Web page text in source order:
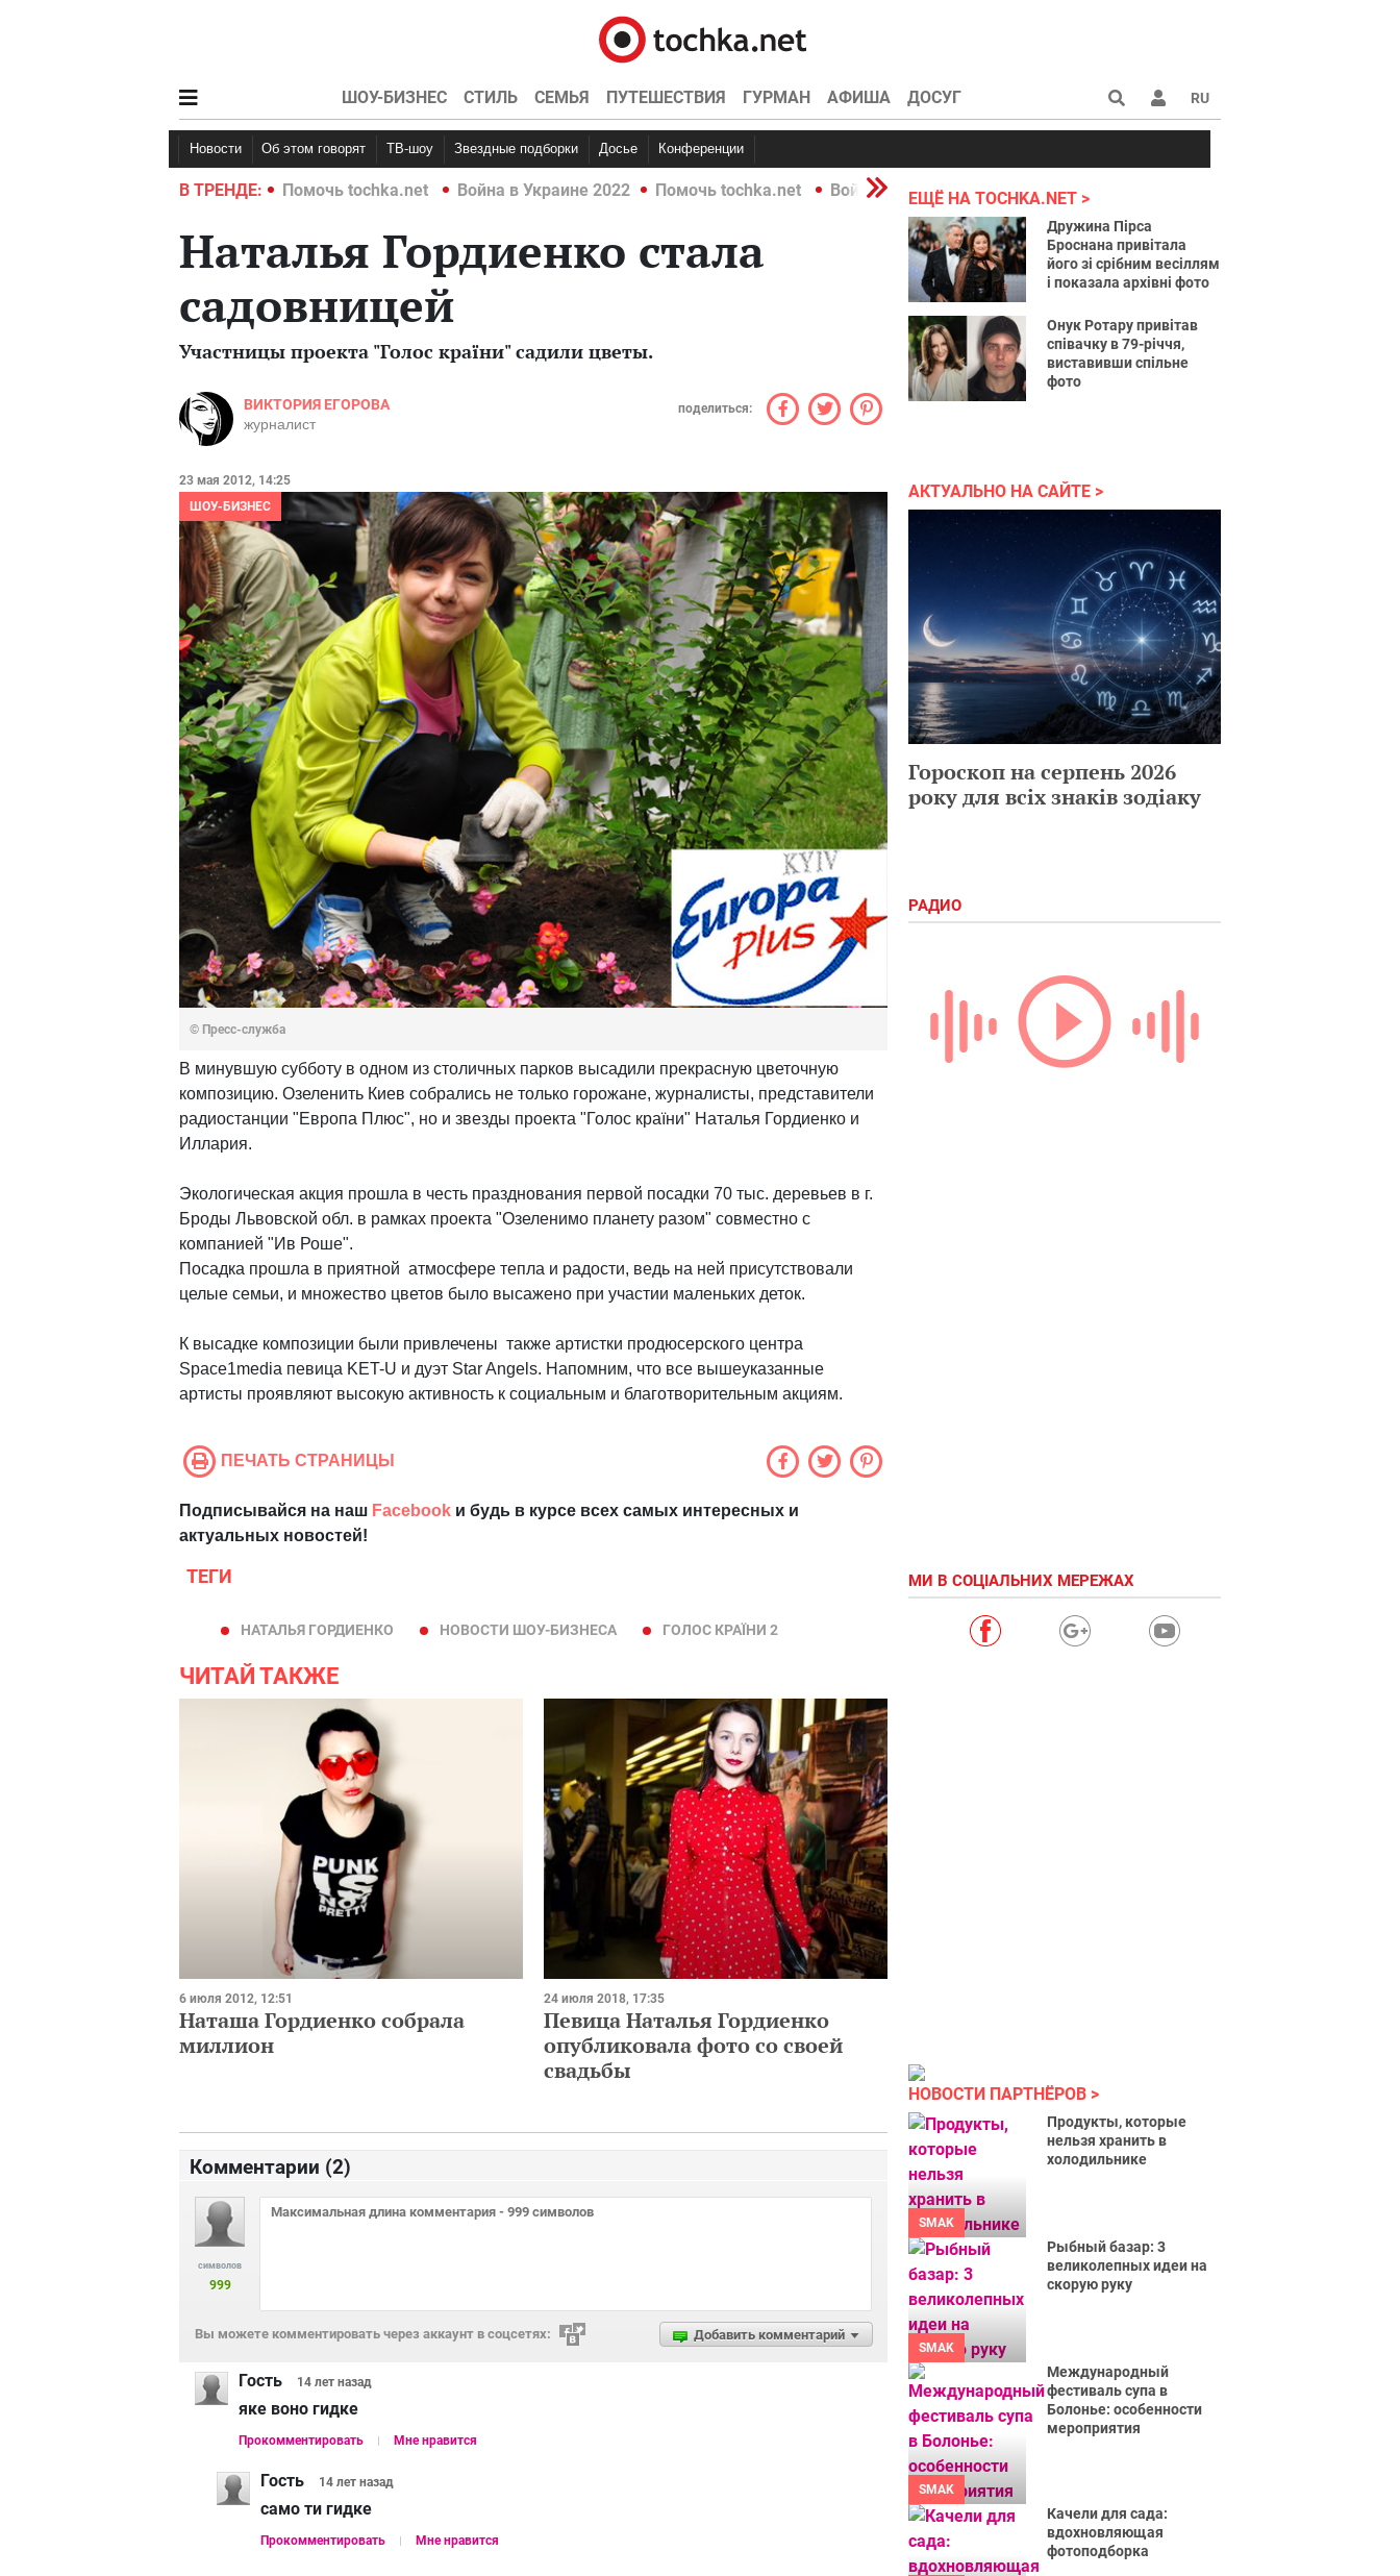
ШОУ-БИЗНЕС СТИЛЬ СЕМЬЯ ПУТЕШЕСТВИЯ ГУРМАН АФИША ДОСУГ RU
Новости Об этом говорят ТВ-шоу Звездные подборки Досье Конференции
В ТРЕНДЕ:
Война в Украине 2022 Помочь tochka.net Война в Украине 2022 Помочь tochka.net Война в Украине 2022
Наталья Гордиенко стала
садовницей
Участницы проекта "Голос країни" садили цветы.
ВИКТОРИЯ ЕГОРОВА
журналист
поделиться:
23 мая 2012, 14:25
ШОУ-БИЗНЕС
© Пресс-служба
В минувшую субботу в одном из столичных парков высадили прекрасную цветочную
композицию. Озеленить Киев собрались не только горожане, журналисты, представители
радиостанции "Европа Плюс", но и звезды проекта "Голос країни" Наталья Гордиенко и
Иллария.
Экологическая акция прошла в честь празднования первой посадки 70 тыс. деревьев в г.
Броды Львовской обл. в рамках проекта "Озеленимо планету разом" совместно с
компанией "Ив Роше".
Посадка прошла в приятной атмосфере тепла и радости, ведь на ней присутствовали
целые семьи, и множество цветов было высажено при участии маленьких деток.
К высадке композиции были привлечены также артистки продюсерского центра
Space1media певица KET-U и дуэт Star Angels. Напомним, что все вышеуказанные
артисты проявляют высокую активность к социальным и благотворительным акциям.
ПЕЧАТЬ СТРАНИЦЫ
Подписывайся на наш Facebook и будь в курсе всех самых интересных и
актуальных новостей!
ТЕГИ
НАТАЛЬЯ ГОРДИЕНКО НОВОСТИ ШОУ-БИЗНЕСА ГОЛОС КРАЇНИ 2
ЧИТАЙ ТАКЖЕ
6 июля 2012, 12:51
Наташа Гордиенко собрала
миллион
24 июля 2018, 17:35
Певица Наталья Гордиенко
опубликовала фото со своей
свадьбы
Комментарии (2)
символов
999
Добавить комментарий
Вы можете комментировать через аккаунт в соцсетях:
Гость 14 лет назад
яке воно гидке
Прокомментировать Мне нравится
Гость 14 лет назад
само ти гидке
Прокомментировать Мне нравится
ЕЩЁ НА TOCHKA.NET
Дружина Пірса
Броснана привітала
його зі срібним весіллям
і показала архівні фото
Онук Ротару привітав
співачку в 79-річчя,
виставивши спільне
фото
АКТУАЛЬНО НА САЙТЕ
Гороскоп на серпень 2026
року для всіх знаків зодіаку
РАДИО
МИ В СОЦІАЛЬНИХ МЕРЕЖАХ
НОВОСТИ ПАРТНЁРОВ
SMAK
Продукты, которые
нельзя хранить в
холодильнике
SMAK
Рыбный базар: 3
великолепных идеи на
скорую руку
SMAK
Международный
фестиваль супа в
Болонье: особенности
мероприятия
Качели для сада:
вдохновляющая
фотоподборка